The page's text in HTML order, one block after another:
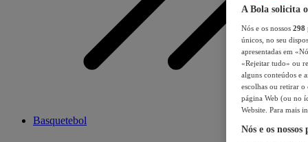
Basquetebol
A Bola solicita
Nós e os nossos 298
únicos, no seu
apresentadas em
«Rejeitar tudo» ou
alguns conteúdos e
escolhas ou retirar
página Web (ou no
Website. Para mais
Nós e os